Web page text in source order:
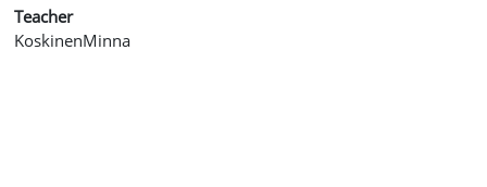
Teacher
KoskinenMinna